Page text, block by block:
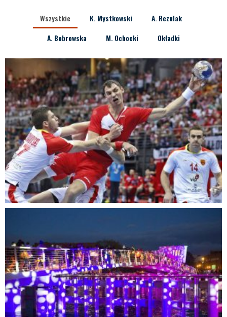
Wszystkie K. Mystkowski
A. Rezulak
A. Bobrowska
M. Ochocki Okładki